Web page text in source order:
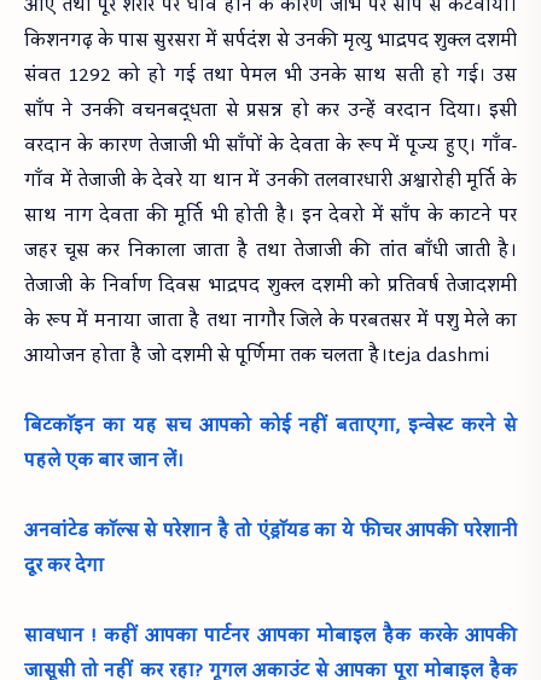
आए तथा पूरे शरीर पर घाव होने के कारण जीभ पर साँप से कटवाया।
किशनगढ़ के पास सुरसरा में सर्पदंश से उनकी मृत्यु भाद्रपद शुक्ल दशमी
संवत 1292 को हो गई तथा पेमल भी उनके साथ सती हो गई। उस
साँप ने उनकी वचनबद्धता से प्रसन्न हो कर उन्हें वरदान दिया। इसी
वरदान के कारण तेजाजी भी साँपों के देवता के रूप में पूज्य हुए। गाँव-
गाँव में तेजाजी के देवरे या थान में उनकी तलवारधारी अश्वारोही मूर्ति के
साथ नाग देवता की मूर्ति भी होती है। इन देवरो में साँप के काटने पर
जहर चूस कर निकाला जाता है तथा तेजाजी की तांत बाँधी जाती है।
तेजाजी के निर्वाण दिवस भाद्रपद शुक्ल दशमी को प्रतिवर्ष तेजादशमी
के रूप में मनाया जाता है तथा नागौर जिले के परबतसर में पशु मेले का
आयोजन होता है जो दशमी से पूर्णिमा तक चलता है।teja dashmi
बिटकॉइन का यह सच आपको कोई नहीं बताएगा, इन्वेस्ट करने से
पहले एक बार जान लें।
अनवांटेड कॉल्स से परेशान है तो एंड्रॉयड का ये फीचर आपकी परेशानी
दूर कर देगा
सावधान ! कहीं आपका पार्टनर आपका मोबाइल हैक करके आपकी
जासूसी तो नहीं कर रहा? गूगल अकाउंट से आपका पूरा मोबाइल हैक